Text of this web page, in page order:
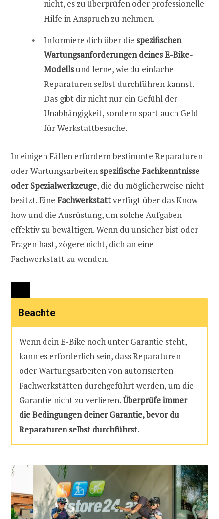
nicht, es zu überprüfen oder professionelle
Hilfe in Anspruch zu nehmen.
Informiere dich über die spezifischen
Wartungsanforderungen deines E-Bike-
Modellsund lerne, wie du einfache
Reparaturen selbst durchführen kannst.
Das gibt dir nicht nur ein Gefühl der
Unabhängigkeit, sondern spart auch Geld
für Werkstattbesuche.
In einigen Fällen erfordern bestimmte Reparaturen
oder Wartungsarbeiten spezifische Fachkenntnisse
oder Spezialwerkzeuge, die du möglicherweise nicht
besitzt. Eine Fachwerkstattverfügt über das Know-
how und die Ausrüstung, um solche Aufgaben
effektiv zu bewältigen. Wenn du unsicher bist oder
Fragen hast, zögere nicht, dich an eine
Fachwerkstatt zu wenden.
Beachte
Wenn dein E-Bike noch unter Garantie steht,
kann es erforderlich sein, dass Reparaturen
oder Wartungsarbeiten von autorisierten
Fachwerkstätten durchgeführt werden, um die
Garantie nicht zu verlieren.Überprüfe immer
die Bedingungen deiner Garantie, bevor du
Reparaturen selbst durchführst.